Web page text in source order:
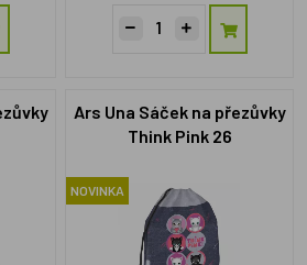
Ars Una Sáček na přezůvky
Think Pink 26
NOVINKA